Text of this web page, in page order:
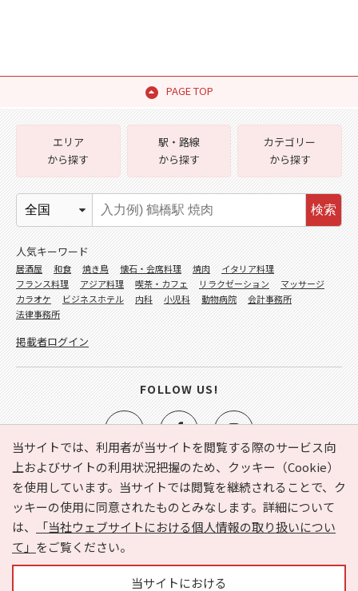
PAGE TOP
当サイトでは、利用者が当サイトを閲覧する際のサービス向
上およびサイトの利用状況把握のため、クッキー（Cookie）
を使用しています。当サイトでは閲覧を継続されることで、ク
ッキーの使用に同意されたものとみなします。詳細について
は、
「当社ウェブサイトにおける個人情報の取り扱いについ
て」 をご覧ください。
当サイトにおける
e-NAVITA（イーナビタ）とは？ お気に入り
ヘルプ
利用規約
個人情報の取り扱いについて
運営会社
サイトマップ
広告掲載に関するお問い合わせ
エリア
から探す
駅・路線
から探す
カテゴリー
から探す
検索
人気キーワード
居酒屋 和食 焼き鳥 懐石・会席料理 焼肉
イタリア料理
フランス料理
アジア料理 喫茶・カフェ リラクゼーション
マッサージ
カラオケ
ビジネスホテル 内科 小児科 動物病院
会計事務所
法律事務所
掲載者ログイン
FOLLOW US!